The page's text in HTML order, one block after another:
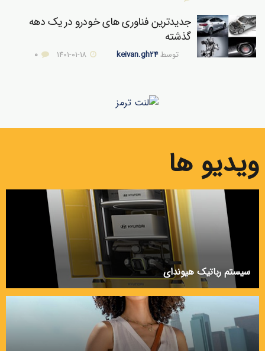
جدیدترین فناوری های خودرو در یک دهه
گذشته
توسطkeivan.gh24
ویدیو ها
سیستم رباتیک هیوندای